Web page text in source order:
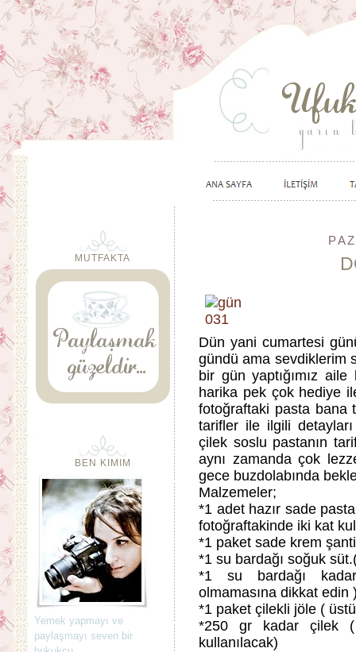
Dün yani cumartesi
gündü ama sevdiklerim
bir gün yaptığımız
harika pek çok hediye
fotoğraftaki pasta bana
tarifler ile ilgili
çilek soslu pastanın
aynı zamanda çok
gece buzdolabında
Malzemeler;
*1 adet hazır sade
fotoğraftakinde iki kat
*1 paket sade krem
*1 su bardağı soğuk
*1 su bardağı
olmamasına dikkat edin
*1 paket çilekli jöle (
*250 gr kadar çilek (
kullanılacak)
MUTFAKTA
BEN KIMIM
Yemek yapmayı ve
paylaşmayı seven bir